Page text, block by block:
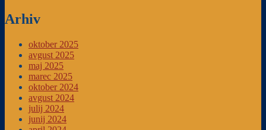
Arhiv
oktober 2025
avgust 2025
maj 2025
marec 2025
oktober 2024
avgust 2024
julij 2024
junij 2024